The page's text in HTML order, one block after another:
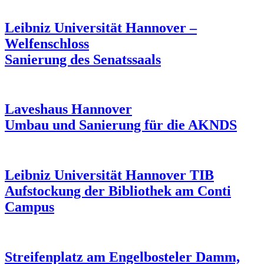
Leibniz Universität Hannover –
Welfenschloss
Sanierung des Senatssaals
Laveshaus Hannover
Umbau und Sanierung für die AKNDS
Leibniz Universität Hannover TIB
Aufstockung der Bibliothek am Conti
Campus
Streifenplatz am Engelbosteler Damm,